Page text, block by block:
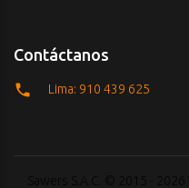
Contáctanos
Lima: 910 439 625